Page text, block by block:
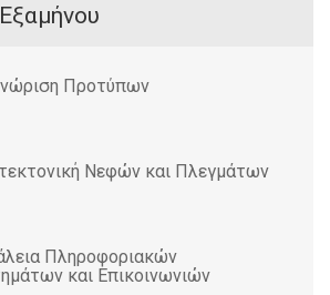
Προτύπων
Νεφών και Πλεγμάτων
Πληροφοριακών
και Επικοινωνιών